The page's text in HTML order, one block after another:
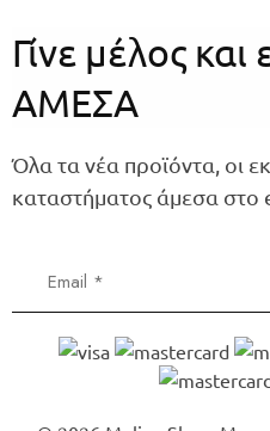
Γίνε μέλος
ΑΜΕΣΑ
Όλα τα νέα προϊόντα, οι
καταστήματος άμεσα στο